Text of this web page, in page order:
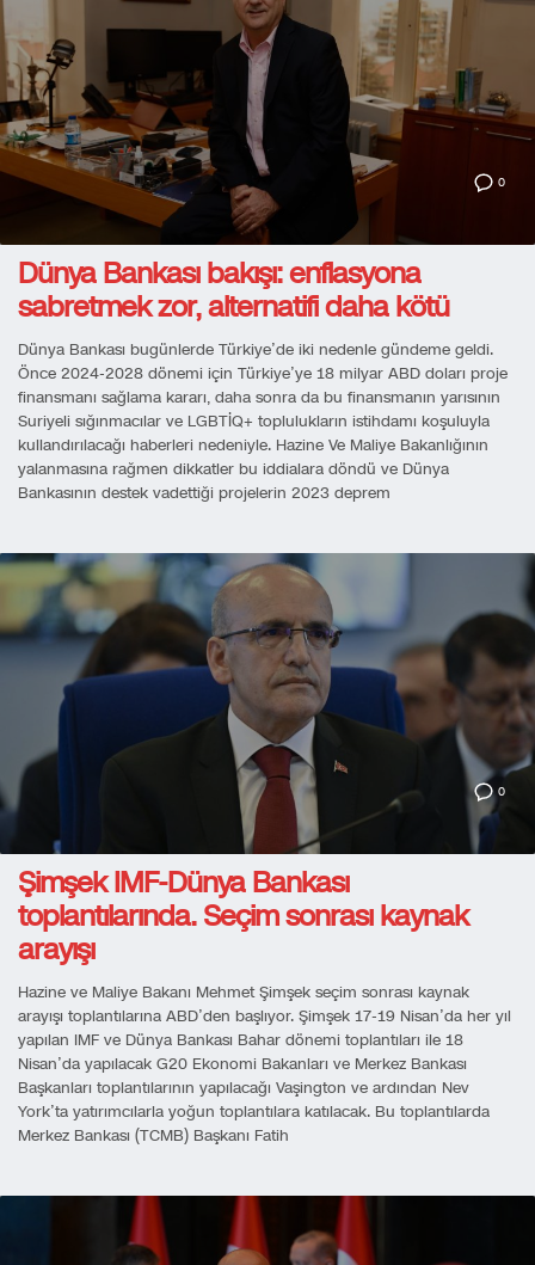
0
Dünya Bankası bakışı: enflasyona
sabretmek zor, alternatifi daha kötü
Dünya Bankası bugünlerde Türkiye’de iki nedenle gündeme geldi.
Önce 2024-2028 dönemi için Türkiye’ye 18 milyar ABD doları proje
finansmanı sağlama kararı, daha sonra da bu finansmanın yarısının
Suriyeli sığınmacılar ve LGBTİQ+ toplulukların istihdamı koşuluyla
kullandırılacağı haberleri nedeniyle. Hazine Ve Maliye Bakanlığının
yalanmasına rağmen dikkatler bu iddialara döndü ve Dünya
Bankasının destek vadettiği projelerin 2023 deprem
0
Şimşek IMF-Dünya Bankası
toplantılarında. Seçim sonrası kaynak
arayışı
Hazine ve Maliye Bakanı Mehmet Şimşek seçim sonrası kaynak
arayışı toplantılarına ABD’den başlıyor. Şimşek 17-19 Nisan’da her yıl
yapılan IMF ve Dünya Bankası Bahar dönemi toplantıları ile 18
Nisan’da yapılacak G20 Ekonomi Bakanları ve Merkez Bankası
Başkanları toplantılarının yapılacağı Vaşington ve ardından Nev
York’ta yatırımcılarla yoğun toplantılara katılacak. Bu toplantılarda
Merkez Bankası (TCMB) Başkanı Fatih